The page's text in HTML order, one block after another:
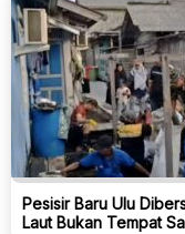
Pesisir Baru Ulu
Laut Bukan Tempat